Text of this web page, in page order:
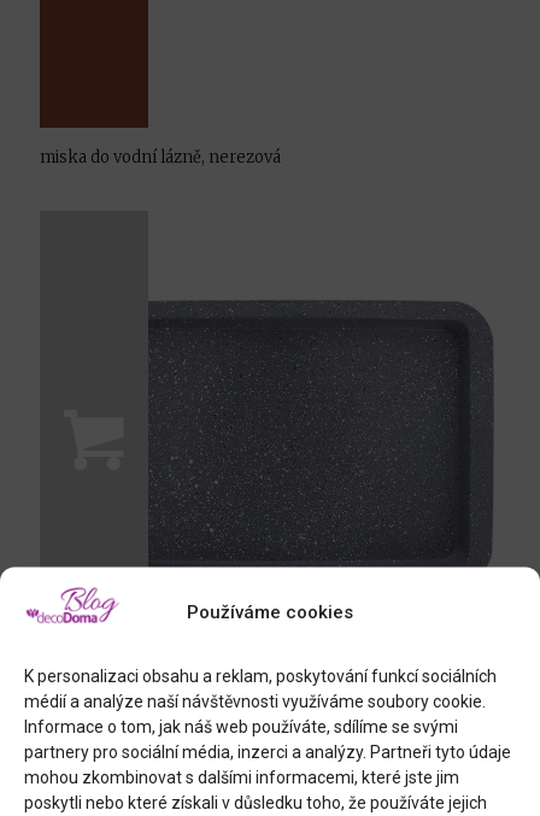
Používáme cookies
K personalizaci obsahu a reklam, poskytování funkcí sociálních
médií a analýze naší návštěvnosti využíváme soubory cookie.
Informace o tom, jak náš web používáte, sdílíme se svými
partnery pro sociální média, inzerci a analýzy. Partneři tyto údaje
mohou zkombinovat s dalšími informacemi, které jste jim
poskytli nebo které získali v důsledku toho, že používáte jejich
miska do vodní lázně, nerezová
nepřilnavý plech, 23 x 33 cm